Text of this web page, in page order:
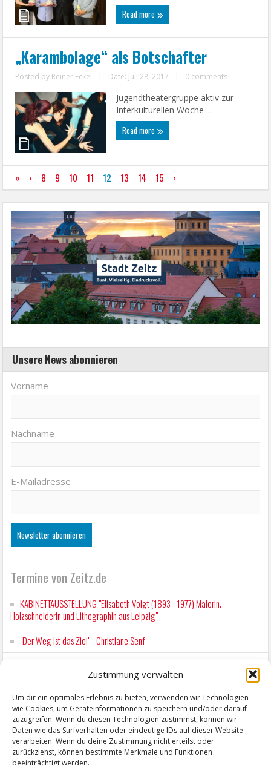
Zustimmung verwalten
Um dir ein optimales Erlebnis zu bieten, verwenden wir Technologien
wie Cookies, um Geräteinformationen zu speichern und/oder darauf
zuzugreifen. Wenn du diesen Technologien zustimmst, können wir
Daten wie das Surfverhalten oder eindeutige IDs auf dieser Website
verarbeiten. Wenn du deine Zustimmung nicht erteilst oder
zurückziehst, können bestimmte Merkmale und Funktionen
beeinträchtigt werden.
Read more
„Karambolage“ als Botschafter
Posted by Reiner Eckel | Date: Juli 28, 2017 | 0 comments
Jugendtheatergruppe aktiv zur
Interkulturellen Woche ...
Read more
« ‹ 8 9 10 11 12 13 14 15 ›
Unsere News abonnieren
Vorname
Nachname
E-Mailadresse
Termine von Zeitz.de
KABINETTAUSSTELLUNG "Elisabeth Voigt (1893 - 1977) Malerin.
Holzschneiderin und Lithographin aus Leipzig"
"Der Weg ist das Ziel" - Christiane Senf
Mit der Drahtseilbahn zur ZENTRALSTATION